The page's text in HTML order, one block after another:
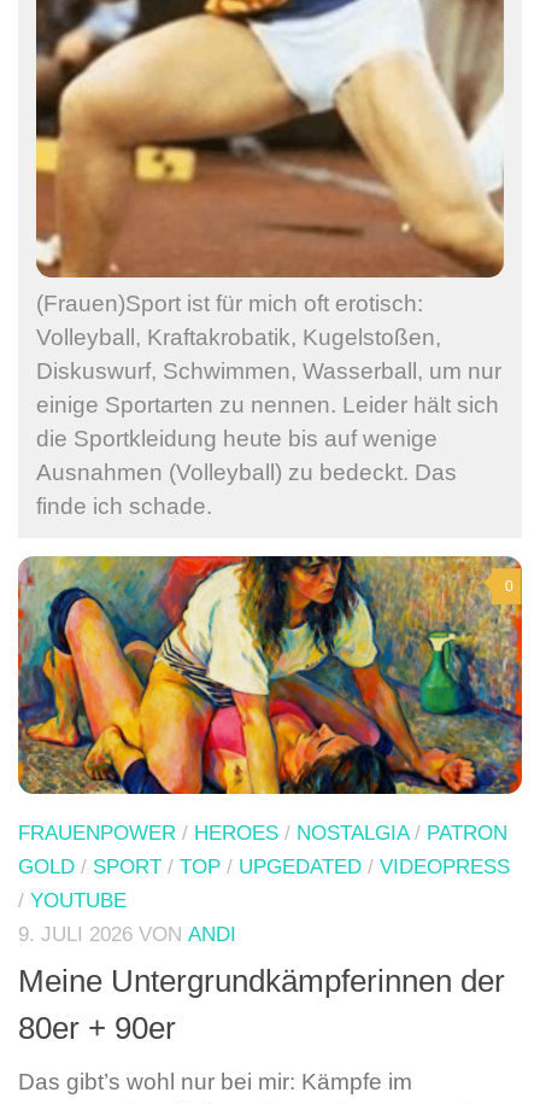
(Frauen)Sport ist für mich oft erotisch:
Volleyball, Kraftakrobatik, Kugelstoßen,
Diskuswurf, Schwimmen, Wasserball, um nur
einige Sportarten zu nennen. Leider hält sich
die Sportkleidung heute bis auf wenige
Ausnahmen (Volleyball) zu bedeckt. Das
finde ich schade.
0
FRAUENPOWER / HEROES / NOSTALGIA/ PATRON
GOLD / SPORT / TOP / UPGEDATED / VIDEOPRESS
/ YOUTUBE
9. JULI 2026 VON ANDI
Meine Untergrundkämpferinnen der
80er + 90er
Das gibt’s wohl nur bei mir: Kämpfe im